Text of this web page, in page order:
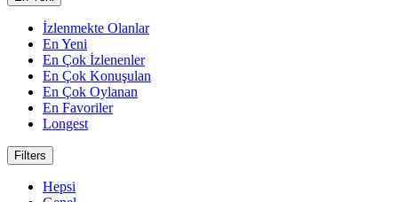
İzlenmekte Olanlar
En Yeni
En Çok İzlenenler
En Çok Konuşulan
En Çok Oylanan
En Favoriler
Longest
Filters
Hepsi